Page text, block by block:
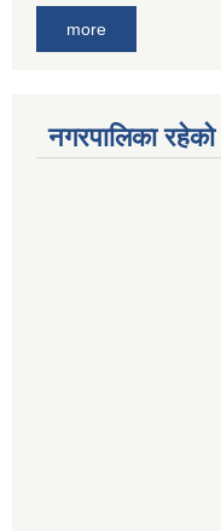
more
नगरपालिका